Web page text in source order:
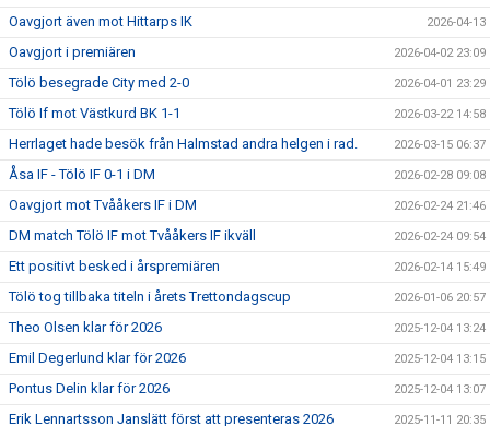
Oavgjort även mot Hittarps IK 2026-04-13
Oavgjort i premiären 2026-04-02 23:09
Tölö besegrade City med 2-0 2026-04-01 23:29
Tölö If mot Västkurd BK 1-1 2026-03-22 14:58
Herrlaget hade besök från Halmstad andra helgen i rad. 2026-03-15 06:37
Åsa IF - Tölö IF 0-1 i DM 2026-02-28 09:08
Oavgjort mot Tvååkers IF i DM 2026-02-24 21:46
DM match Tölö IF mot Tvååkers IF ikväll 2026-02-24 09:54
Ett positivt besked i årspremiären 2026-02-14 15:49
Tölö tog tillbaka titeln i årets Trettondagscup 2026-01-06 20:57
Theo Olsen klar för 2026 2025-12-04 13:24
Emil Degerlund klar för 2026 2025-12-04 13:15
Pontus Delin klar för 2026 2025-12-04 13:07
Erik Lennartsson Janslätt först att presenteras 2026 2025-11-11 20:35